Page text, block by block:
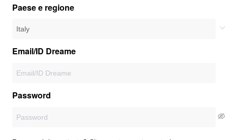
Paese e regione
Email/ID Dreame
Password